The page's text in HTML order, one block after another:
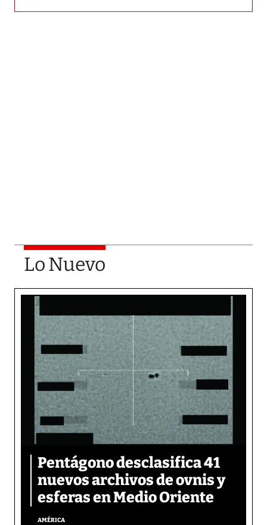
Lo Nuevo
Pentágono desclasifica 41
nuevos archivos de ovnis y
esferas en Medio Oriente
AMÉRICA